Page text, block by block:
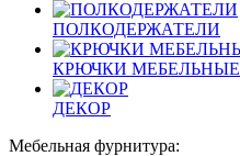
ПОЛКОДЕРЖАТЕЛИ
КРЮЧКИ МЕБЕЛЬНЫЕ
ДЕКОР
Мебельная фурнитура: